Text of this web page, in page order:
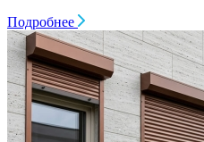
Подробнее